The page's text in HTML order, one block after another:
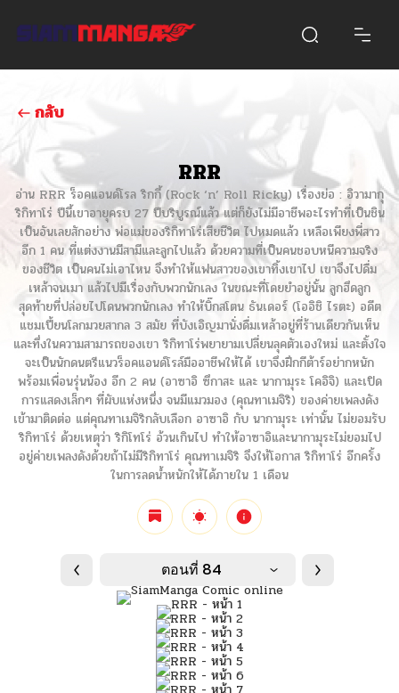
กลับ
RRR
อ่าน RRR ร็อคแอนด์โรล ริกกี้ (Rock ‘n’ Roll Ricky) เรื่องย่อ : อิวามากุ
ริกิทาโร่ ปีนี้เขาอายุครบ 27 ปีบริบูรณ์แล้ว แต่ก็ยังไม่มีอาชีพอะไรทำที่เป็นชิน
เป็นอันเลยสักอย่าง พ่อแม่ของริกิทาโร่เสียชีวิต ไปหมดแล้ว เหลือเพียงพี่สาว
อีก 1 คน ที่แต่งงานมีสามีและลูกไปแล้ว ด้วยความที่เป็นคนชอบหนีความจริง
ของชีวิต เป็นคนไม่เอาไหน จึงทำให้แฟนสาวของเขาทิ้งเขาไป เขาจึงไปดื่ม
เหล้าจนเมา แล้วไปมีเรื่องกับพวกนักเลง ในขณะที่โดยยำอยู่นั้น ลูกฮึดลูก
สุดท้ายที่ปล่อยไปโดนพวกนักเลง ทำให้บิ๊กสโตน ธันเดอร์ (โออิชิ ไรตะ) อดีต
แชมเปี้ยนโลกมวยสากล 3 สมัย ที่บังเอิญมานั่งดื่มเหล้าอยู่ที่ร้านเดียวกันเห็น
และทึ่งในความสามารถของเขา ริกิทาโร่พยายามเปลี่ยนลุคตัวเองใหม่ และตั้งใจ
จะเป็นนักดนตรีแนวร็อคแอนด์โรล์มืออาชีพให้ได้ เขาจึงฝึกกีต้าร์อย่ากหนัก
พร้อมเพื่อนรุ่นน้อง อีก 2 คน (อาซาอิ ซึกาสะ และ นากามุระ โคอิจิ) และเปิด
การแสดงเล็กๆ ที่ผับแห่งหนึ่ง จนมีแมวมอง (คุณทาเมจิริ) ของค่ายเพลงดัง
เข้ามาติดต่อ แต่คุณทาเมจิริกลับเลือก อาซาอิ กับ นากามุระ เท่านั้น ไม่ยอมรับ
ริกิทาโร่ ด้วยเหตุว่า ริกิโทโร่ อ้วนเกินไป ทำให้อาซาอิและนากามุระไม่ยอมไป
อยู่ค่ายเพลงดังด้วยถ้าไม่มีริกิทาโร่ คุณทาเมจิริ จึงให้โอกาส ริกิทาโร่ อีกครั้ง
ในการลดน้ำหนักให้ได้ภายใน 1 เดือน
ตอนที่ 84